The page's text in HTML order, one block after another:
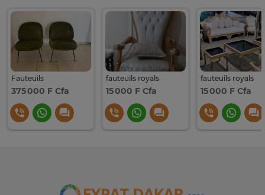
Fauteuils
375 000 F Cfa
fauteuils royals
15 000 F Cfa
fauteuils royals
15 000 F Cfa